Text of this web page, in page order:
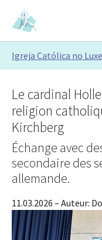
Skip to main content
Skip to page footer
Igreja Católica no
Le cardinal
religion
Kirchberg
Échange avec
secondaire des
allemande.
11.03.2026 – Auteur: